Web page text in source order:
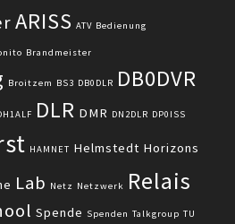
ARISS ATV Bedienung
Brandmeister
Broitzem BS3 DB0DLR DB0DVR
DLR DMR DN2DLR DP0ISS
HAMNET Helmstedt Horizons
Lab Netz Netzwerk Relais
Spende Spenden Talkgroup TU